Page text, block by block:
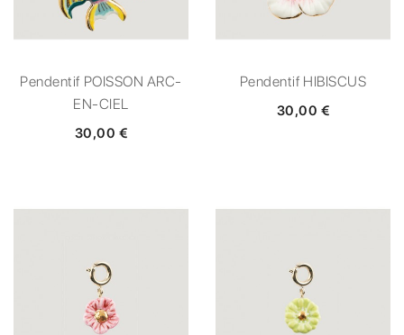
Pendentif POISSON ARC-
EN-CIEL
30,00 €
Pendentif HIBISCUS
30,00 €